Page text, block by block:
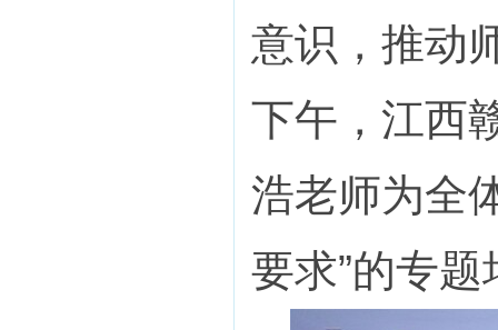
意识，推动
下午，江西
浩老师为全
要求”的专题